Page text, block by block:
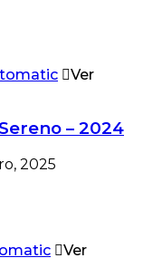
Ver
– 2024
2025
Ver